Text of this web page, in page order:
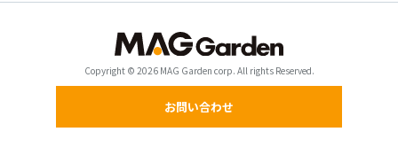
Copyright © 2026 MAG Garden corp. All rights Reserved.
お問い合わせ